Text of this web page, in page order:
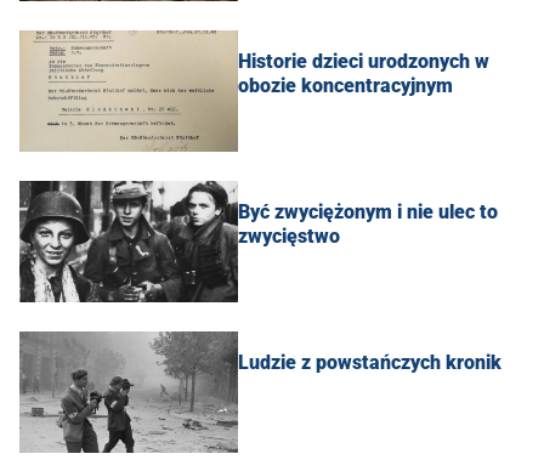
Historie dzieci urodzonych w
obozie koncentracyjnym
Być zwyciężonym i nie ulec to
zwycięstwo
Ludzie z powstańczych kronik